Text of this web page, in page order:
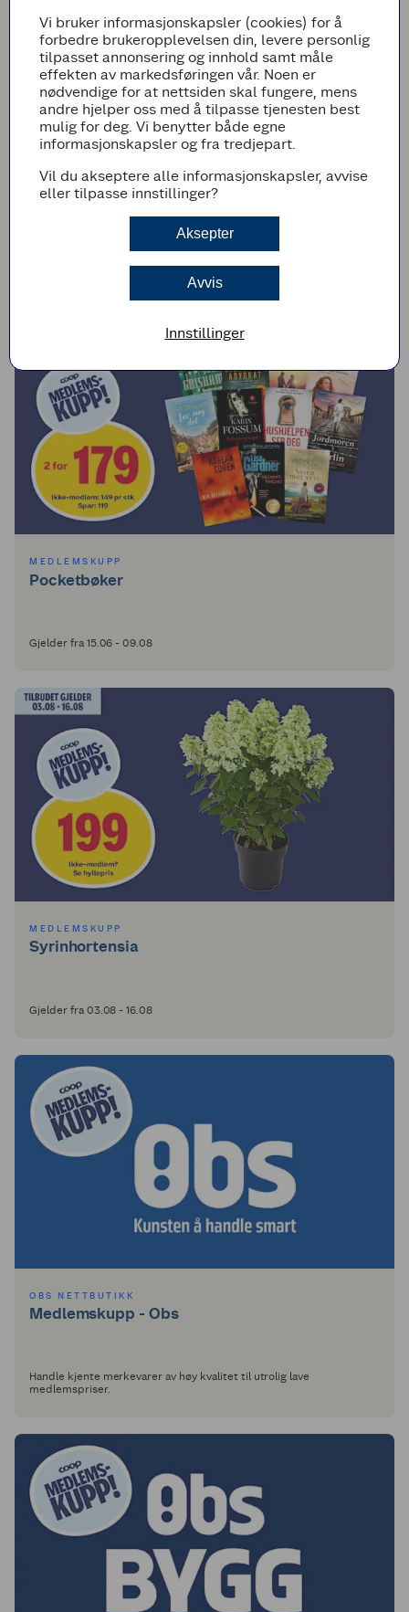
MEDLEMSKUPP
Aktivitetspakke for barn
MEDLEMSKUPP
Pocketbøker
Gjelder fra 15.06 - 09.08
MEDLEMSKUPP
Syrinhortensia
Gjelder fra 03.08 - 16.08
OBS NETTBUTIKK
Medlemskupp - Obs
Handle kjente merkevarer av høy kvalitet til utrolig lave
medlemspriser.
Vi bruker informasjonskapsler (cookies) for å
forbedre brukeropplevelsen din, levere personlig
tilpasset annonsering og innhold samt måle
effekten av markedsføringen vår. Noen er
nødvendige for at nettsiden skal fungere, mens
andre hjelper oss med å tilpasse tjenesten best
mulig for deg. Vi benytter både egne
informasjonskapsler og fra tredjepart.
Vil du akseptere alle informasjonskapsler, avvise
eller tilpasse innstillinger?
Aksepter
Avvis
Innstillinger